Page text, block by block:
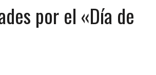
por el «Día de